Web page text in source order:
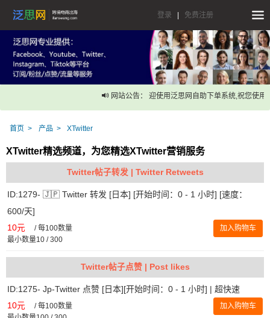
登录 免费注册
网站公告： 迎使用泛思网自助下单系统,祝您使用愉
首页 产品 XTwitter
XTwitter精选频道，为您精选XTwitter营销服务
Twitter帖子转发 | Twitter Retweets
ID:1279- 🇯🇵 Twitter 转发 [日本] [开始时间：0 - 1 小时] [速度：
600/天]
10元 /每100数量
最小数量10 / 300
加入购物车
Twitter帖子点赞 | Post likes
ID:1275- Jp-Twitter 点赞 [日本][开始时间：0 - 1 小时] | 超快速
10元 /每100数量
加入购物车